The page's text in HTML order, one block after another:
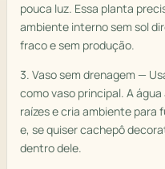
pouca luz. Essa planta
ambiente interno sem sol
fraco e sem produção.
3. Vaso sem drenagem —
como vaso principal. A
raízes e cria ambiente para
e, se quiser cachepô
dentro dele.